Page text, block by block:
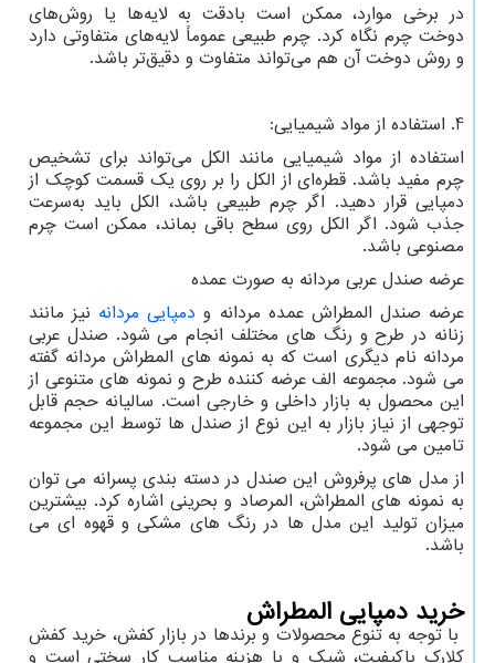
در برخی موارد، ممکن است بادقت به لایه‌ها یا روش‌های
دوخت چرم نگاه کرد. چرم طبیعی عموماً لایه‌های متفاوتی دارد
و روش دوخت آن هم می‌تواند متفاوت و دقیق‌تر باشد.
4. استفاده از مواد شیمیایی:
استفاده از مواد شیمیایی مانند الکل می‌تواند برای تشخیص
چرم مفید باشد. قطره‌ای از الکل را بر روی یک قسمت کوچک از
دمپایی قرار دهید. اگر چرم طبیعی باشد، الکل باید به‌سرعت
جذب شود. اگر الکل روی سطح باقی بماند، ممکن است چرم
مصنوعی باشد.
عرضه صندل عربی مردانه به صورت عمده
عرضه صندل المطراش عمده مردانه و دمپایی مردانه نیز مانند
زنانه در طرح و رنگ های مختلف انجام می شود. صندل عربی
مردانه نام دیگری است که به نمونه های المطراش مردانه گفته
می شود. مجموعه الف عرضه کننده طرح و نمونه های متنوعی از
این محصول به بازار داخلی و خارجی است. سالیانه حجم قابل
توجهی از نیاز بازار به این نوع از صندل ها توسط این مجموعه
تامین می شود.
از مدل های پرفروش این صندل در دسته بندی پسرانه می توان
به نمونه های المطراش، المرصاد و بحرینی اشاره کرد. بیشترین
میزان تولید این مدل ها در رنگ های مشکی و قهوه ای می
باشد.
خرید دمپایی المطراش
با توجه به تنوع محصولات و برندها در بازار کفش، خرید کفش
کلارک باکیفیت، شیک و با هزینه مناسب کار سختی است و